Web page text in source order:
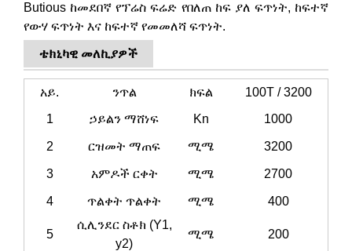
Butious ከመደበኛ የፕሬስ ፍሬድ የበለጠ ከፍ ያለ ፍጥነት, ከፍተኛ
የውሃ ፍጥነት እና ከፍተኛ የመመለሻ ፍጥነት.
ቴክኒካዊ መለኪያዎች
አይ. ንጥል ክፍል
100T / 3200
1
ኃይልን ማሸነፍ Kn 1000
2 ርዝመት ማጠፍ ሚሜ 3200
3 አምዶች ርቀት ሚሜ 2700
4 ጥልቀት ጥልቀት ሚሜ 400
5
ሲሊንደር ስቶክ (Y1,
y2)
ሚሜ 200